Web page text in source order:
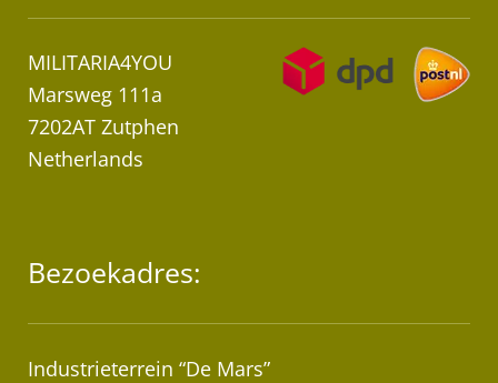
MILITARIA4YOU
Marsweg 111a
7202AT Zutphen
Netherlands
Bezoekadres:
Industrieterrein “De Mars”